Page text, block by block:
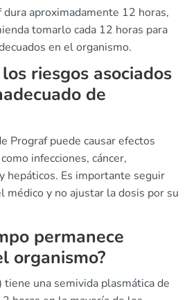
aproximadamente 12 horas,
tomarlo cada 12 horas para
en el organismo.
riesgos asociados
de
Prograf puede causar efectos
infecciones, cáncer,
hepáticos. Es importante seguir
médico y no ajustar la dosis por su
permanece
organismo?
una semivida plasmática de